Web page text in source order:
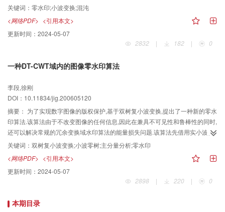
一种基于混沌调制的图像零水印方法,即该方法是从原始图像或测试图像的小波
变换系数中提取低频子带部分小波系数的特征作为水印,而所抽取的小波系数的
位置则由混沌法随机生成.实验结果表明,此算法的不可觉察性很好,并对一些诸如
中值滤波、JPEG压缩、附加高斯噪声、裁剪和旋转等各种图像处理攻击有较强
的鲁棒性.该方法改变了传统的向原始图像中嵌入水印信息的做法,不仅其得到的
印.
关键词： 零水印;小波变换;混沌
<网络PDF> <引用本文>
更新时间： 2024-05-07
2832
| 182 | 0
一种DT-CWT域内的图像零水印算法
李段,徐刚
DOI：10.11834/jig.200605120
摘要： 为了实现数字图像的版权保护,基于双树复小波变换,提出了一种新的零水
印算法.该算法由于不改变图像的任何信息,因此在兼具不可见性和鲁棒性的同时,
还可以解决常规的冗余变换域水印算法的能量损失问题.该算法先借用实小波变
换的零树结构思想,在变换后图像中选择重要的系数树,并利用主分量分析提取它
们的第一主分量,然后经过量化编码构造零水印信息,再到认证中心注册后,即可作
为用户的版权标志.实验结果表明,该算法不仅具有很好的鲁棒性,而且可以抵抗滤
波、加噪、有损压缩等各种攻击.
关键词： 双树复小波变换;小波零树;主分量分析;零水印
<网络PDF> <引用本文>
更新时间： 2024-05-07
2898
| 220 | 0
本期目录